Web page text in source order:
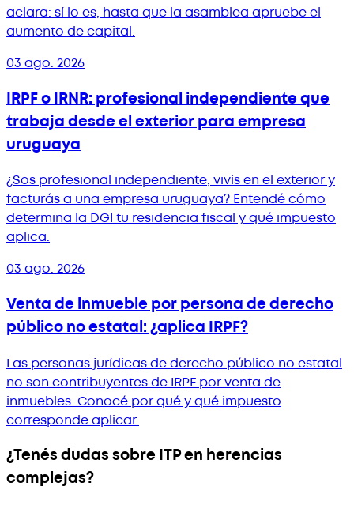
aclara: sí lo es, hasta que la asamblea apruebe el
aumento de capital.
03 ago. 2026
IRPF o IRNR: profesional independiente que
trabaja desde el exterior para empresa
uruguaya
¿Sos profesional independiente, vivís en el exterior y
facturás a una empresa uruguaya? Entendé cómo
determina la DGI tu residencia fiscal y qué impuesto
aplica.
03 ago. 2026
Venta de inmueble por persona de derecho
público no estatal: ¿aplica IRPF?
Las personas jurídicas de derecho público no estatal
no son contribuyentes de IRPF por venta de
inmuebles. Conocé por qué y qué impuesto
corresponde aplicar.
¿Tenés dudas sobre ITP en herencias
complejas?